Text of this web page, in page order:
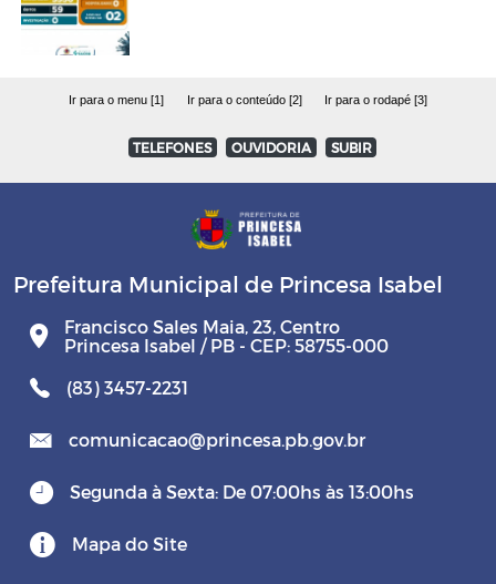
Ir para o menu [1] Ir para o conteúdo [2] Ir para o rodapé [3]
TELEFONES OUVIDORIA SUBIR
Prefeitura Municipal de Princesa Isabel
Francisco Sales Maia, 23, Centro
Princesa Isabel / PB - CEP: 58755-000
(83) 3457-2231
comunicacao@princesa.pb.gov.br
Segunda à Sexta: De 07:00hs às 13:00hs
Mapa do Site